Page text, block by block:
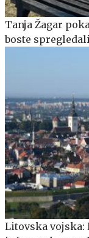
Tanja Žagar
boste
Litovska vojska: